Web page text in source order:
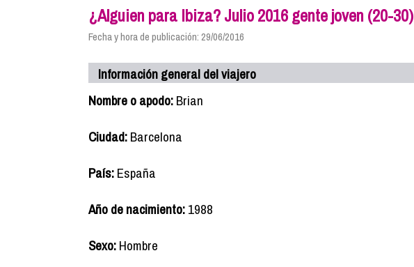
¿Alguien para Ibiza? Julio 2016 gente joven (20-30)
Fecha y hora de publicación: 29/06/2016
Información general del viajero
Nombre o apodo:Brian
Ciudad:Barcelona
País:España
Año de nacimiento:1988
Sexo:Hombre